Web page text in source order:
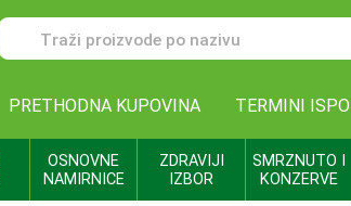
PRETHODNA KUPOVINA TERMINI
OSNOVNE
NAMIRNICE
ZDRAVIJI
IZBOR
SMRZNUTO I
KONZERVE